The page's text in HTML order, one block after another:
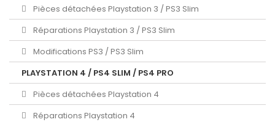
Pièces détachées Playstation 3 / PS3 Slim
Réparations Playstation 3 / PS3 Slim
Modifications PS3 / PS3 Slim
PLAYSTATION 4 / PS4 SLIM / PS4 PRO
Pièces détachées Playstation 4
Réparations Playstation 4